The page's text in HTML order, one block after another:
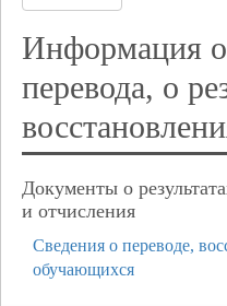
Информация о
перевода, о
Документы о
и отчисления
Сведения о переводе,
обучающихся